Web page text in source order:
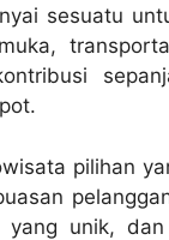
sesuatu
pilihan
yang unik,